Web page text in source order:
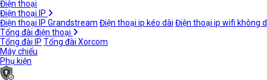
Điện thoại
Điện thoại IP
Điện thoại IP Grandstream Điện thoại ip kéo dài Điện thoại ip wifi không
Tổng đài điện thoại
Tổng đài IP Tổng đài Xorcom
Máy chiếu
Phụ kiện